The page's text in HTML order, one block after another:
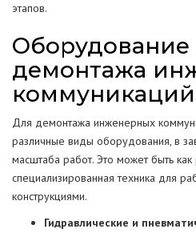
этапов.
Оборудование
демонтажа
коммуникаций
Для демонтажа инженерных
различные виды оборудования, в
масштаба работ. Это может быть как
специализированная техника для
конструкциями.
Гидравлические и